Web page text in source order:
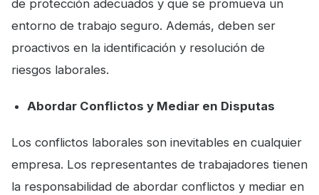
de protección adecuados y que se promueva un
entorno de trabajo seguro. Además, deben ser
proactivos en la identificación y resolución de
riesgos laborales.
Abordar Conflictos y Mediar en Disputas
Los conflictos laborales son inevitables en cualquier
empresa. Los representantes de trabajadores tienen
la responsabilidad de abordar conflictos y mediar en